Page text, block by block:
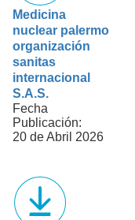
Medicina
nuclear palermo
organización
sanitas
internacional
S.A.S.
Fecha
Publicación:
20 de Abril 2026